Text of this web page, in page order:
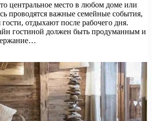
центральное место в любом доме или
проводятся важные семейные события,
отдыхают после рабочего дня.
гостиной должен быть продуманным и